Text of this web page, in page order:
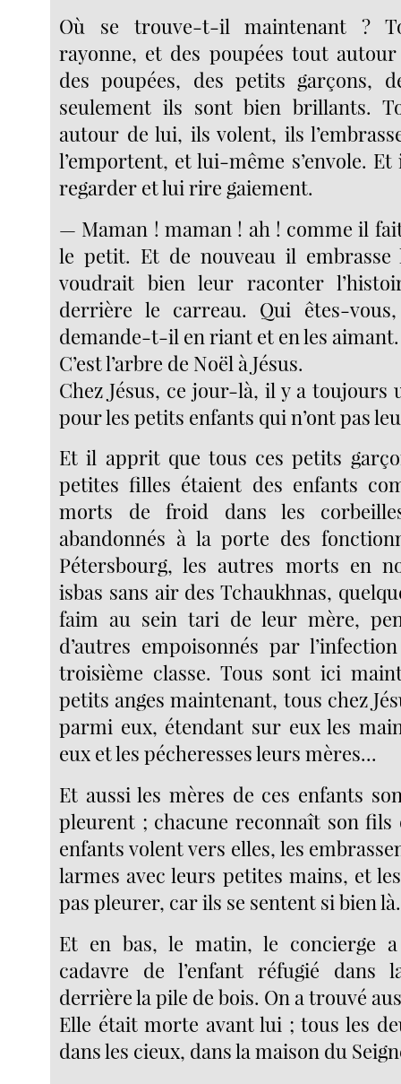
Où se trouve-t-il maintenant ?
rayonne, et des poupées tout
des poupées, des petits garçons,
seulement ils sont bien brillants.
autour de lui, ils volent, ils
l’emportent, et lui-même s’envole.
regarder et lui rire gaiement.
— Maman ! maman ! ah ! comme il
le petit. Et de nouveau il
voudrait bien leur raconter
derrière le carreau. Qui êtes-
demande-t-il en riant et en les aimant.
C’est l’arbre de Noël à Jésus.
Chez Jésus, ce jour-là, il y a toujours
pour les petits enfants qui n’ont pas
Et il apprit que tous ces petits
petites filles étaient des enfants
morts de froid dans les
abandonnés à la porte des
Pétersbourg, les autres morts en
isbas sans air des Tchaukhnas,
faim au sein tari de leur mère,
d’autres empoisonnés par
troisième classe. Tous sont ici
petits anges maintenant, tous chez
parmi eux, étendant sur eux les
eux et les pécheresses leurs mères...
Et aussi les mères de ces enfants
pleurent ; chacune reconnaît son fils
enfants volent vers elles, les
larmes avec leurs petites mains, et
pas pleurer, car ils se sentent si bien
Et en bas, le matin, le concierge
cadavre de l’enfant réfugié dans
derrière la pile de bois. On a trouvé
Elle était morte avant lui ; tous les
dans les cieux, dans la maison du